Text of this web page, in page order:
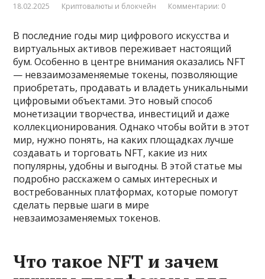
18.02.2025 Криптовалюты и блокчейн Комментарии: 0
В последние годы мир цифрового искусства и
виртуальных активов переживает настоящий
бум. Особенно в центре внимания оказались NFT
— невзаимозаменяемые токены, позволяющие
приобретать, продавать и владеть уникальными
цифровыми объектами. Это новый способ
монетизации творчества, инвестиций и даже
коллекционирования. Однако чтобы войти в этот
мир, нужно понять, на каких площадках лучше
создавать и торговать NFT, какие из них
популярны, удобны и выгодны. В этой статье мы
подробно расскажем о самых интересных и
востребованных платформах, которые помогут
сделать первые шаги в мире
невзаимозаменяемых токенов.
Что такое NFT и зачем